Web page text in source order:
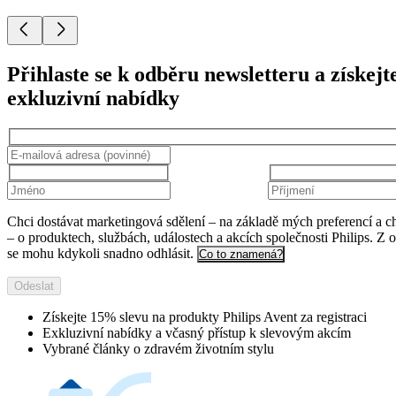
Přihlaste se k odběru newsletteru a
exkluzivní nabídky
Chci dostávat marketingová sdělení – na základě mých preferencí a
– o produktech, službách, událostech a akcích společnosti Philips. Z
se mohu kdykoli snadno odhlásit. Co to znamená?
Odeslat
Získejte 15% slevu na produkty Philips Avent za registraci
Exkluzivní nabídky a včasný přístup k slevovým akcím
Vybrané články o zdravém životním stylu